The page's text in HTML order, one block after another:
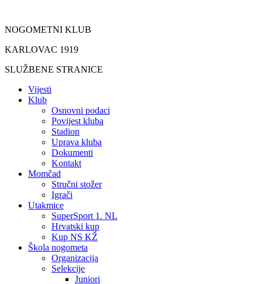
sadržaj
NOGOMETNI KLUB
KARLOVAC 1919
SLUŽBENE STRANICE
Vijesti
Klub
Osnovni podaci
Povijest kluba
Stadion
Uprava kluba
Dokumenti
Kontakt
Momčad
Stručni stožer
Igrači
Utakmice
SuperSport 1. NL
Hrvatski kup
Kup NS KŽ
Škola nogometa
Organizacija
Selekcije
Juniori